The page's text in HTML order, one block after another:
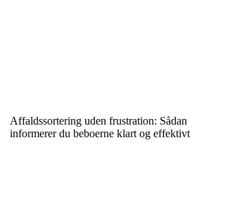
Affaldssortering uden frustration: Sådan
informerer du beboerne klart og effektivt